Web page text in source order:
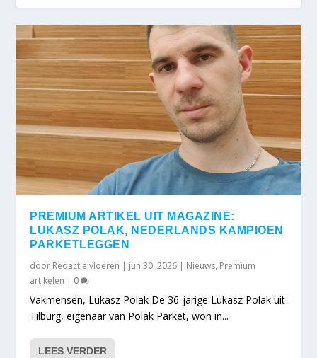
PREMIUM ARTIKEL UIT MAGAZINE:
LUKASZ POLAK, NEDERLANDS KAMPIOEN
PARKETLEGGEN
door Redactie vloeren | jun 30, 2026 | Nieuws, Premium
artikelen | 0
Vakmensen, Lukasz Polak De 36-jarige Lukasz Polak uit
Tilburg, eigenaar van Polak Parket, won in...
LEES VERDER